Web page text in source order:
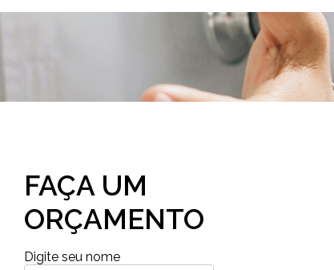
FAÇA UM
ORÇAMENTO
Digite seu nome